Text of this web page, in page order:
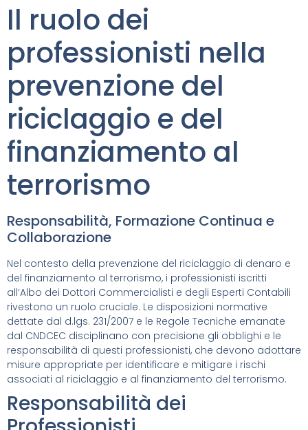
Il ruolo dei
professionisti nella
prevenzione del
riciclaggio e del
finanziamento al
terrorismo
Responsabilità, Formazione Continua e
Collaborazione
Nel contesto della prevenzione del riciclaggio di denaro e
del finanziamento al terrorismo, i professionisti iscritti
all’Albo dei Dottori Commercialisti e degli Esperti Contabili
rivestono un ruolo cruciale. Le disposizioni normative
dettate dal d.lgs. 231/2007 e le Regole Tecniche emanate
dal CNDCEC disciplinano con precisione gli obblighi e le
responsabilità di questi professionisti, che devono adottare
misure appropriate per identificare e mitigare i rischi
associati al riciclaggio e al finanziamento del terrorismo.
Responsabilità dei